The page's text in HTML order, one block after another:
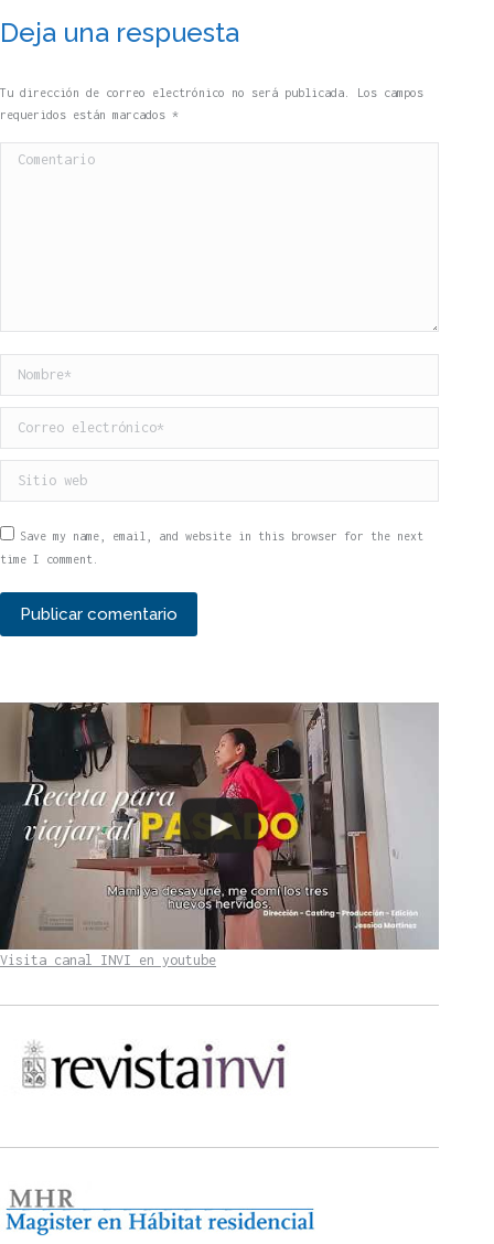
Deja una respuesta
Tu dirección de correo electrónico no será publicada. Los campos
requeridos están marcados *
Comentario
Nombre *
Correo electrónico *
Sitio web
Save my name, email, and website in this browser for the next
time I comment.
Publicar comentario
Visita canal INVI en youtube